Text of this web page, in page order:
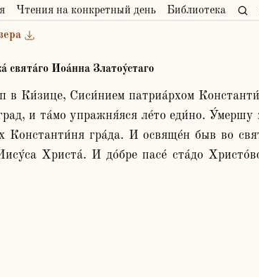
Чтения на конкретный день Библиотека
свята́го Иоа́нна Златоу́стаго
и та́мо упражня́яся ле́то еди́но.
Константи́ня гра́да. И освяще́н быв во
Христа́. И до́бре пасе́ ста́до